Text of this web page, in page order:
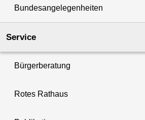
Bundesangelegenheiten
Service
Bürgerberatung
Rotes Rathaus